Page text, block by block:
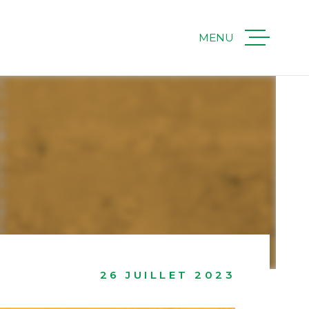
ACHETER
IMMOBILIER
MENU
26 JUILLET 2023